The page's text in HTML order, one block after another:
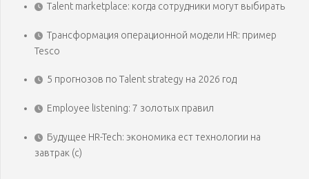
Talent marketplace: когда сотрудники могут выбирать
Трансформация операционной модели HR: пример
Tesco
5 прогнозов по Talent strategy на 2026 год
Employee listening: 7 золотых правил
Будущее HR-Tech: экономика ест технологии на
завтрак (с)